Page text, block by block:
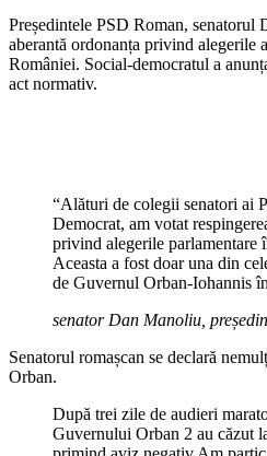
Președintele PSD Roman, senatorul
aberantă ordonanța privind alegerile
României. Social-democratul a
act normativ.
“Alături de colegii senatori ai
Democrat, am votat
privind alegerile parlamentare
Aceasta a fost doar una din
de Guvernul Orban-Iohannis
senator Dan Manoliu,
Senatorul romașcan se declară
Orban.
După trei zile de audieri
Guvernului Orban 2 au căzut